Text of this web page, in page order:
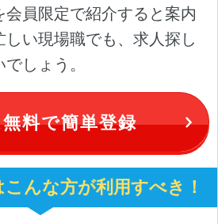
員限定で紹介すると案内
い現場職でも、求人探し
しょう。
料で簡単登録
こんな方が利用すべき！